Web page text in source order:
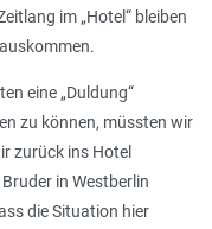
im „Hotel“ bleiben
eine „Duldung“
zu können, müssten wir
zurück ins Hotel
in Westberlin
die Situation hier